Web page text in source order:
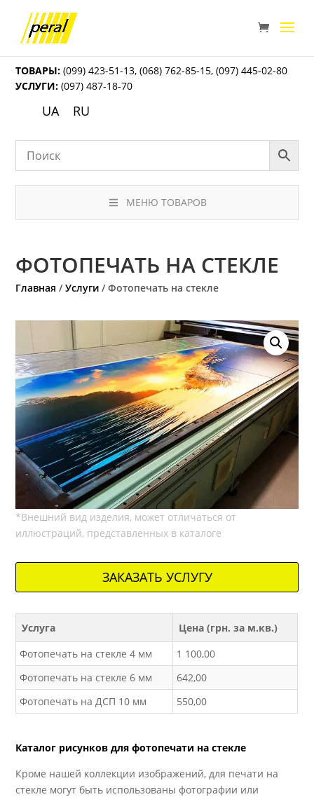
ТОВАРЫ: (099) 423-51-13,(068) 762-85-15,(097) 445-02-80
УСЛУГИ: (097) 487-18-70
UA RU
МЕНЮ ТОВАРОВ
ФОТОПЕЧАТЬ НА СТЕКЛЕ
Главная /Услуги / Фотопечать на стекле
ЗАКАЗАТЬ УСЛУГУ
Услуга
Цена (грн. за м.кв.)
Фотопечать на стекле 4 мм
1 100,00
Фотопечать на стекле 6 мм
642,00
Фотопечать на ДСП 10 мм
550,00
Каталог рисунков для фотопечати на стекле
Кроме нашей коллекции изображений, для печати на
стекле могут быть использованы фотографии или